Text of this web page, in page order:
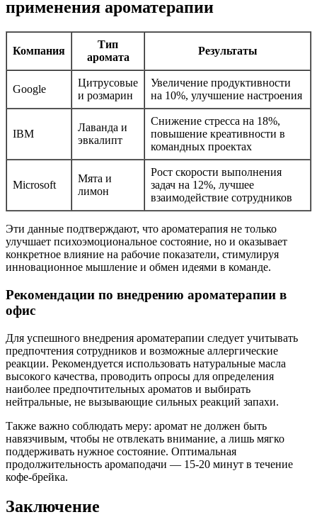
применения ароматерапии
Компания
Тип
аромата
Результаты
Google
Цитрусовые
и розмарин
Увеличение продуктивности
на 10%, улучшение настроения
IBM
Лаванда и
эвкалипт
Снижение стресса на 18%,
повышение креативности в
командных проектах
Microsoft
Мята и
лимон
Рост скорости выполнения
задач на 12%, лучшее
взаимодействие сотрудников
Эти данные подтверждают, что ароматерапия не только
улучшает психоэмоциональное состояние, но и оказывает
конкретное влияние на рабочие показатели, стимулируя
инновационное мышление и обмен идеями в команде.
Рекомендации по внедрению ароматерапии в
офис
Для успешного внедрения ароматерапии следует учитывать
предпочтения сотрудников и возможные аллергические
реакции. Рекомендуется использовать натуральные масла
высокого качества, проводить опросы для определения
наиболее предпочтительных ароматов и выбирать
нейтральные, не вызывающие сильных реакций запахи.
Также важно соблюдать меру: аромат не должен быть
навязчивым, чтобы не отвлекать внимание, а лишь мягко
поддерживать нужное состояние. Оптимальная
продолжительность аромаподачи — 15-20 минут в течение
кофе-брейка.
Заключение